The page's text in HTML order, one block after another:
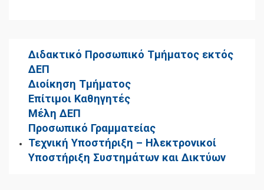
Διδακτικό Προσωπικό Τμήματος εκτός
ΔΕΠ
Διοίκηση Τμήματος
Επίτιμοι Καθηγητές
Μέλη ΔΕΠ
Προσωπικό Γραμματείας
Τεχνική Υποστήριξη – Ηλεκτρονικοί
Υποστήριξη Συστημάτων και Δικτύων